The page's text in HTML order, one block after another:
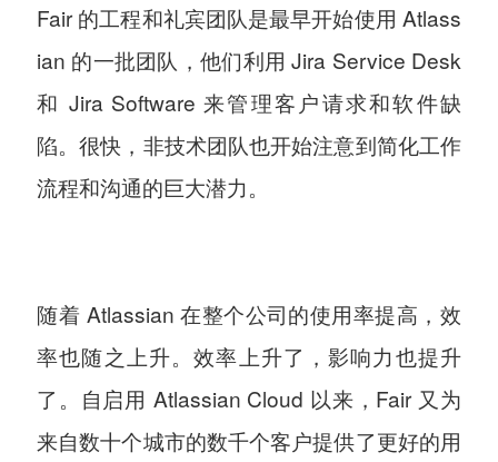
Fair 的工程和礼宾团队是最早开始使用 Atlass
ian 的一批团队，他们利用 Jira Service Desk
和 Jira Software 来管理客户请求和软件缺
陷。很快，非技术团队也开始注意到简化工作
流程和沟通的巨大潜力。
随着 Atlassian 在整个公司的使用率提高，效
率也随之上升。效率上升了，影响力也提升
了。自启用 Atlassian Cloud 以来，Fair 又为
来自数十个城市的数千个客户提供了更好的用